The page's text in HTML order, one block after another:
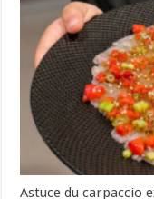
Astuce du carpaccio